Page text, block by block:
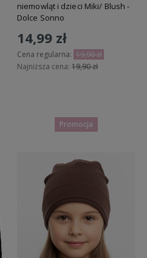
niemowląt i dzieci Miki/ Blush -
Dolce Sonno
14,99 zł
Cena regularna: 19,90 zł
Najniższa cena: 19,90 zł
Promocja